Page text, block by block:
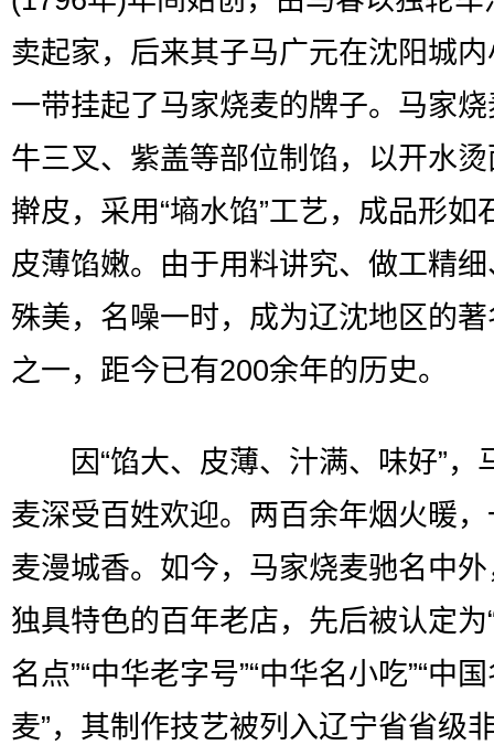
卖起家，后来其子马广元在沈阳城
一带挂起了马家烧麦的牌子。马家
牛三叉、紫盖等部位制馅，以开水
擀皮，采用“墒水馅”工艺，成品形如
皮薄馅嫩。由于用料讲究、做工精
殊美，名噪一时，成为辽沈地区的
之一，距今已有200余年的历史。
因“馅大、皮薄、汁满、味好”，
麦深受百姓欢迎。两百余年烟火暖
麦漫城香。如今，马家烧麦驰名中
独具特色的百年老店，先后被认定为
名点”“中华老字号”“中华名小吃”“中
麦”，其制作技艺被列入辽宁省省级